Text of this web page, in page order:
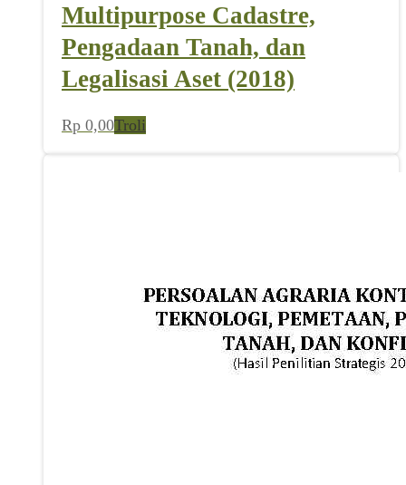
Multipurpose Cadastre,
Pengadaan Tanah, dan
Legalisasi Aset (2018)
Rp 0,00Troli